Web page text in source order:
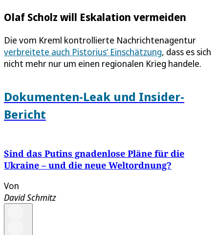
Olaf Scholz will Eskalation vermeiden
Die vom Kreml kontrollierte Nachrichtenagentur
verbreitete auch Pistorius‘ Einschätzung, dass es sich
nicht mehr nur um einen regionalen Krieg handele.
Dokumenten-Leak und Insider-
Bericht
Sind das Putins gnadenlose Pläne für die
Ukraine – und die neue Weltordnung?
Von
David Schmitz